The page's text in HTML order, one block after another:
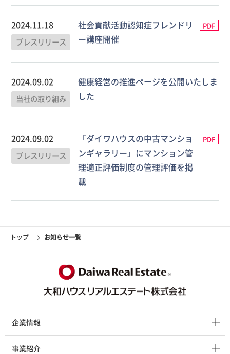
2024.11.18
プレスリリース
社会貢献活動認知症フレンドリ
ー講座開催
PDF
2024.09.02
当社の取り組み
健康経営の推進ページを公開いたしま
した
2024.09.02
プレスリリース
「ダイワハウスの中古マンショ
ンギャラリー」にマンション管
理適正評価制度の管理評価を掲
載
PDF
トップ お知らせ一覧
企業情報
企業情報 トップ
事業紹介